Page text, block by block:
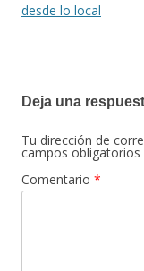
de
desde lo local
Deja una
Tu dirección de
campos
Comentario *